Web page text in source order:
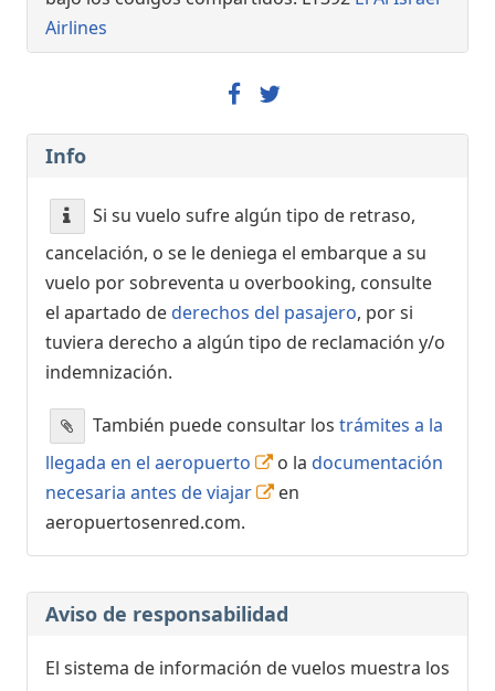
Airlines
Info
Si su vuelo sufre algún tipo de retraso,
cancelación, o se le deniega el embarque a su
vuelo por sobreventa u overbooking, consulte
el apartado dederechos del pasajero, por si
tuviera derecho a algún tipo de reclamación y/o
indemnización.
También puede consultar los trámites a la
llegada en el aeropuerto
o la documentación
necesaria antes de viajar
en
aeropuertosenred.com.
Aviso de responsabilidad
El sistema de información de vuelos muestra los